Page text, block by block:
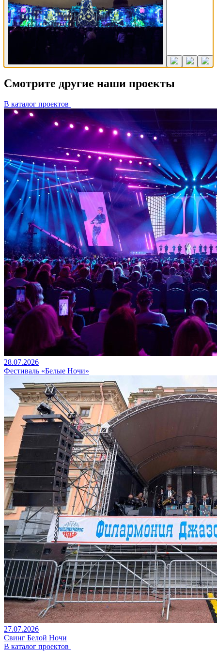
Смотрите другие наши проекты
В каталог проектов
28.07.2026
Фестиваль «Белые Ночи»
27.07.2026
Свинг Белой Ночи
В каталог проектов